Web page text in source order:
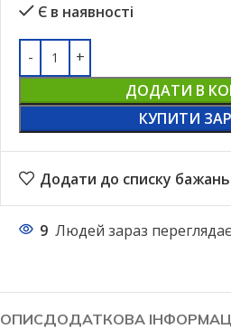
Є в наявності
ДОДАТИ В
КУПИТИ
Додати до списку бажань
9 Людей зараз
ОПИСДОДАТКОВА